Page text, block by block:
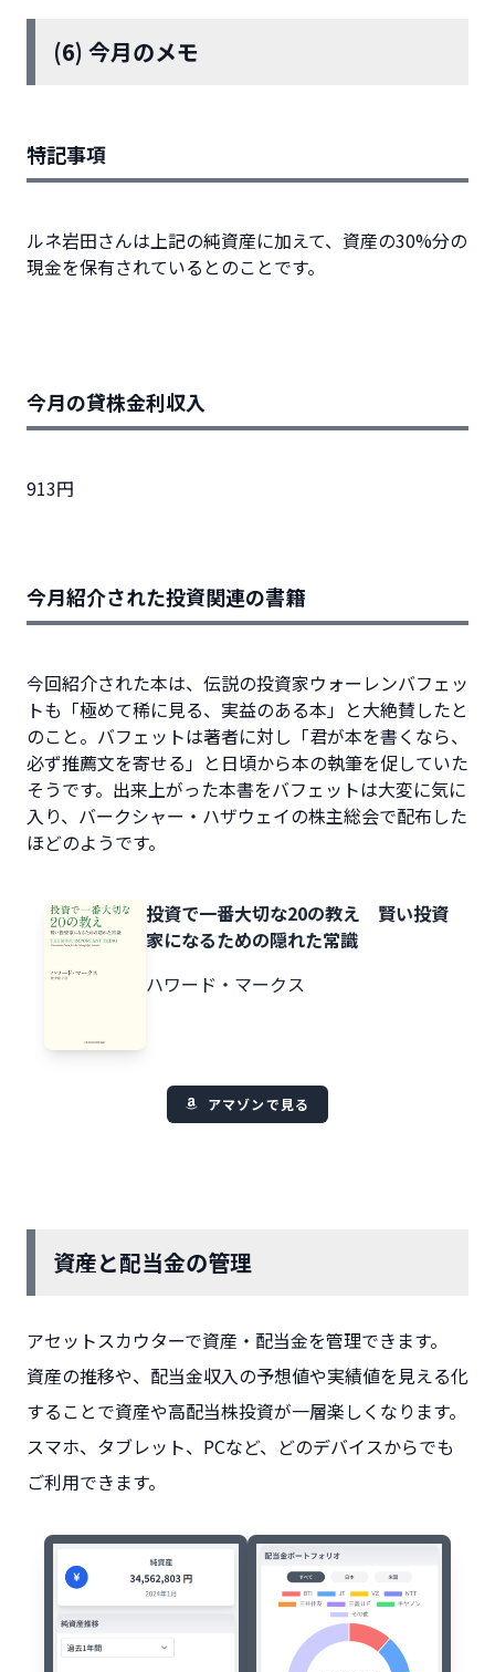
(6) 今月のメモ
特記事項
ルネ岩田さんは上記の純資産に加えて、資産の30%分の
現金を保有されているとのことです。
今月の貸株金利収入
913円
今月紹介された投資関連の書籍
今回紹介された本は、伝説の投資家ウォーレンバフェッ
トも「極めて稀に見る、実益のある本」と大絶賛したと
のこと。バフェットは著者に対し「君が本を書くなら、
必ず推薦文を寄せる」と日頃から本の執筆を促していた
そうです。出来上がった本書をバフェットは大変に気に
入り、バークシャー・ハザウェイの株主総会で配布した
ほどのようです。
投資で一番大切な20の教え 賢い投資
家になるための隠れた常識
ハワード・マークス
アマゾンで見る
資産と配当金の管理
アセットスカウターで資産・配当金を管理できます。
資産の推移や、配当金収入の予想値や実績値を見える化
することで資産や高配当株投資が一層楽しくなります。
スマホ、タブレット、PCなど、どのデバイスからでも
ご利用できます。